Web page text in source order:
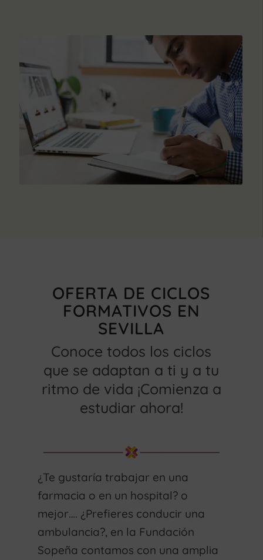
OFERTA DE CICLOS
FORMATIVOS EN
SEVILLA
Conoce todos los ciclos
que se adaptan a ti y a tu
ritmo de vida ¡Comienza a
estudiar ahora!
¿Te gustaría trabajar en una
farmacia o en un hospital? o
mejor…. ¿Prefieres conducir una
ambulancia?, en la Fundación
Sopeña contamos con una amplia